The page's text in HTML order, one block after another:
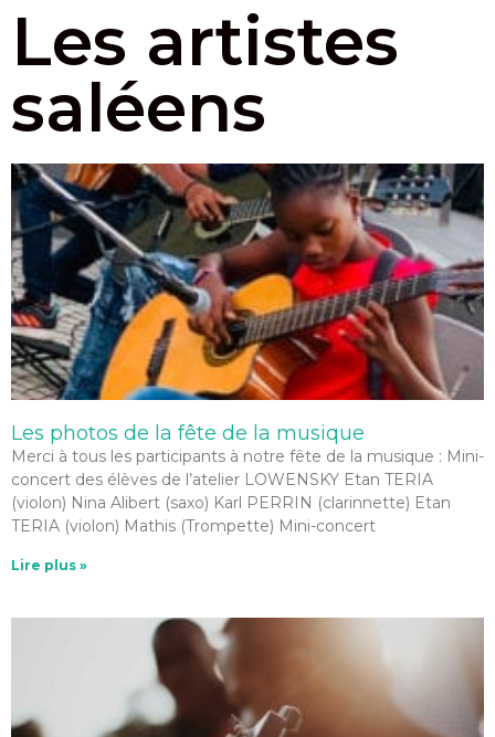
Les artistes
saléens
Les photos de la fête de la musique
Merci à tous les participants à notre fête de la musique : Mini-
concert des élèves de l’atelier LOWENSKY Etan TERIA
(violon) Nina Alibert (saxo) Karl PERRIN (clarinnette) Etan
TERIA (violon) Mathis (Trompette) Mini-concert
Lire plus »